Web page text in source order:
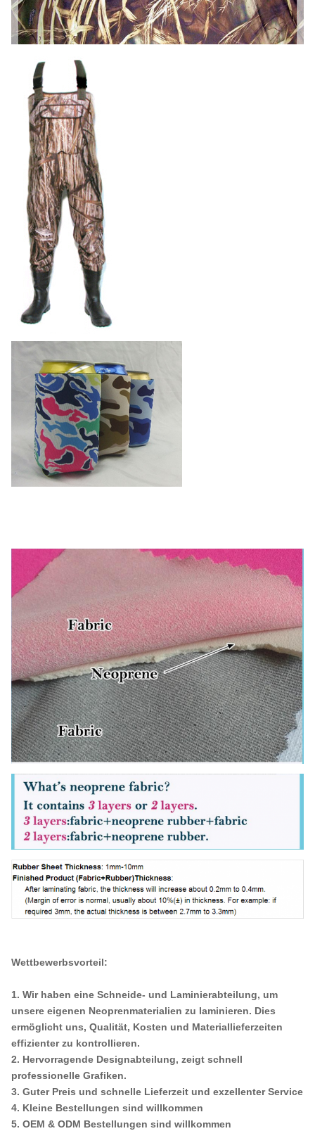
Wettbewerbsvorteil:
1. Wir haben eine Schneide- und Laminierabteilung, um
unsere eigenen Neoprenmaterialien zu laminieren. Dies
ermöglicht uns, Qualität, Kosten und Materiallieferzeiten
effizienter zu kontrollieren.
2. Hervorragende Designabteilung, zeigt schnell
professionelle Grafiken.
3. Guter Preis und schnelle Lieferzeit und exzellenter Service
4. Kleine Bestellungen sind willkommen
5. OEM & ODM Bestellungen sind willkommen